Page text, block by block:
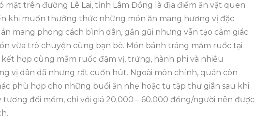
mặt trên đường Lê Lai, tỉnh Lâm Đồng là địa điểm ăn vặt quen
khi muốn thưởng thức những món ăn mang hương vị đặc
mang phong cách bình dân, gần gũi nhưng vẫn tạo cảm giác
vừa trò chuyện cùng bạn bè. Món bánh tráng mắm ruốc tại
hợp cùng mắm ruốc đậm vị, trứng, hành phi và nhiều
vị dân dã nhưng rất cuốn hút. Ngoài món chính, quán còn
phù hợp cho những buổi ăn nhẹ hoặc tụ tập thư giãn sau khi
tương đối mềm, chỉ với giá 20.000 – 60.000 đồng/người nên được